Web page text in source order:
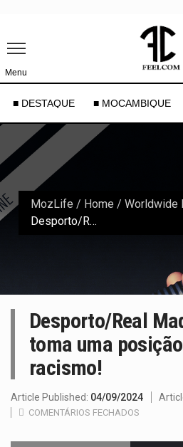
Menu
■ DESTAQUE ■ MOCAMBIQUE
MozLife / Home / Worldwide
Desporto/Real Madrid: Vinicius toma uma posição firme contra o racismo!
Desporto/Real
toma uma
racismo!
Article Published: 04/09/2024
COMENTÁRIOS FECHADOS